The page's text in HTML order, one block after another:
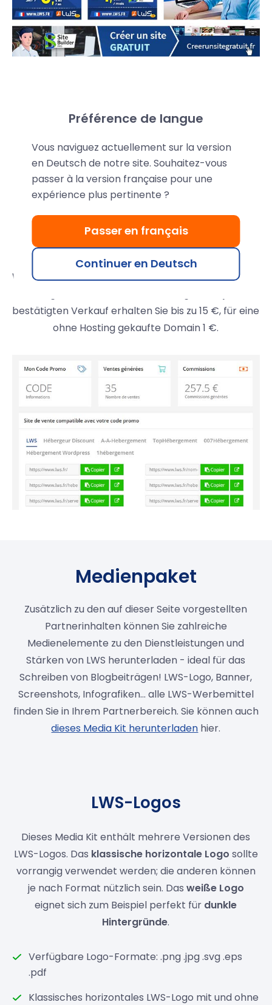
Teilen Sie Ihren Promo-Code
LWS stellt Ihnen einen personalisierten Promo-
Code zur Verfügung, mit dem Ihre Empfehlungen
einenzusätzlichen Rabatt von 15% d
Dienste erhalten - sogar auf vergünstigte
Angebote.
Genau wie bei Bannern und anderen
Werbematerialien können Sie die mit Ihrem Promo-
bestätigten Verkauf erhalten Sie bis zu 15 €, für eine
ohne Hosting gekaufte Domain 1 €.
Medienpaket
Zusätzlich zu den auf dieser Seite vorgestellten
Partnerinhalten können Sie zahlreiche
Medienelemente zu den Dienstleistungen und
Stärken von LWS herunterladen - ideal für das
Schreiben von Blogbeiträgen! LWS-Logo, Banner,
Screenshots, Infografiken... alle LWS-Werbemittel
finden Sie in Ihrem Partnerbereich. Sie können auch
dieses Media Kit herunterladen hier.
LWS-Logos
Dieses Media Kit enthält mehrere Versionen des
LWS-Logos. Das klassische horizontale Logo sollte
vorrangig verwendet werden; die anderen können
je nach Format nützlich sein. Das weiße Logo
eignet sich zum Beispiel perfekt für dunkle
Hintergründe.
Verfügbare Logo-Formate: .png .jpg .svg .eps
.pdf
Klassisches horizontales LWS-Logo mit und ohne
Préférence de langue
Vous naviguez actuellement sur la version
en Deutsch de notre site. Souhaitez-vous
passer à la version française pour une
expérience plus pertinente ?
Passer en français
Continuer en Deutsch